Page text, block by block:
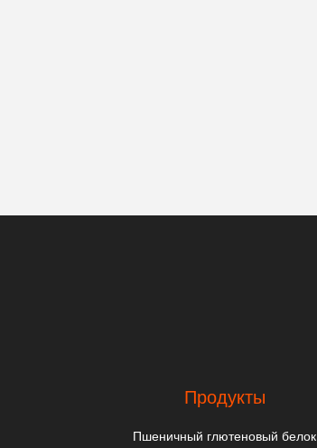
Продукты
Пшеничный глютеновый белок